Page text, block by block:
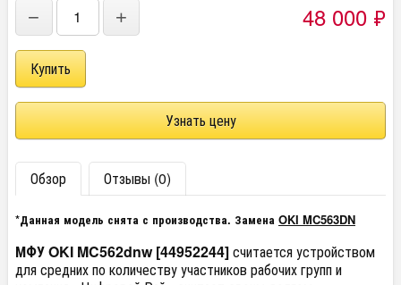
− + 48 000 ₽
Узнать цену
Обзор Отзывы (0)
*Данная модель снята с производства. Замена OKI MC563DN
МФУ OKI MC562dnw [44952244]считается устройством
для средних по количеству участников рабочих групп и